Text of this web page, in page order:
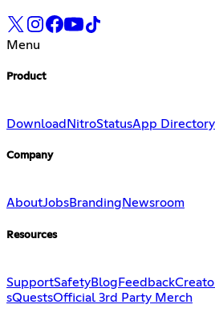
Menu
Product
Download NitroStatusApp Directory
Company
AboutJobsBranding Newsroom
Resources
SupportSafetyBlog Feedback
sQuestsOfficial 3rd Party Merch